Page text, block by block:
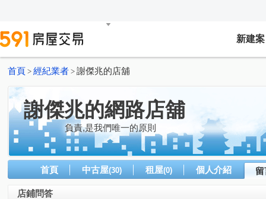
新建案
首頁 > 經紀業者 > 謝傑兆的店舖
謝傑兆的網路店舖
負責,是我們唯一的原則
首頁 中古屋(30) 租屋(0) 個人介紹
店鋪問答